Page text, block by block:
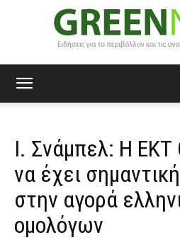
News
Ι. Σνάμπελ: Η ΕΚΤ
να έχει
στην αγορά
ομολόγων